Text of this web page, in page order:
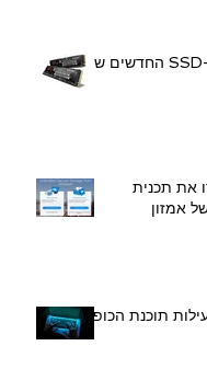
הכירו את כונני ה-SSD החדשים של
את תכנית
אמזון
תוכנת הכופר